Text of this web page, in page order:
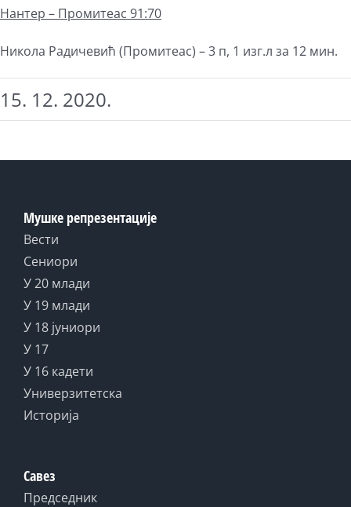
Нантер – Промитеас 91:70
Никола Радичевић (Промитеас) – 3 п, 1 изг.л за 12 мин.
15. 12. 2020.
Мушке репрезентације
Вести
Сениори
У 20 млади
У 19 млади
У 18 јуниори
У 17
У 16 кадети
Универзитетска
Историја
Савез
Председник